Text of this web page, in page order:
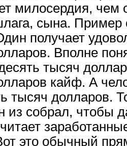
милосердия,
сына.
получает
Вполне
тысяч
кайф. А
тысяч долларов.
из собрал, чтобы
это обычный